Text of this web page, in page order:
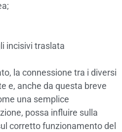
incisivi traslata
la connessione tra i diversi
e, anche da questa breve
una semplice
possa influire sulla
corretto funzionamento del